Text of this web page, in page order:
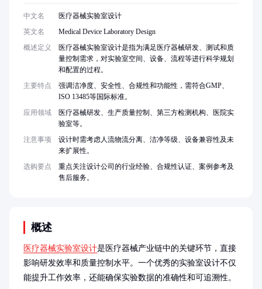
概述
医疗器械实验室设计是医疗器械产业链中的关键环节，直接
影响研发效率和质量控制水平。一个优秀的实验室设计不仅
能提升工作效率，还能确保实验数据的准确性和可追溯性。
中文名
医疗器械实验室设计
英文名
Medical Device Laboratory Design
概述定义
医疗器械实验室设计是指为满足医疗器械研发、测试和质
量控制需求，对实验室空间、设备、流程等进行科学规划
和配置的过程。
主要特点
强调洁净度、安全性、合规性和功能性，需符合GMP、
ISO 13485等国际标准。
应用领域
医疗器械研发、生产质量控制、第三方检测机构、医院实
验室等。
注意事项
设计时需考虑人流物流分离、洁净等级、设备兼容性及未
来扩展性。
选购要点
重点关注设计公司的行业经验、合规性认证、案例参考及
售后服务。